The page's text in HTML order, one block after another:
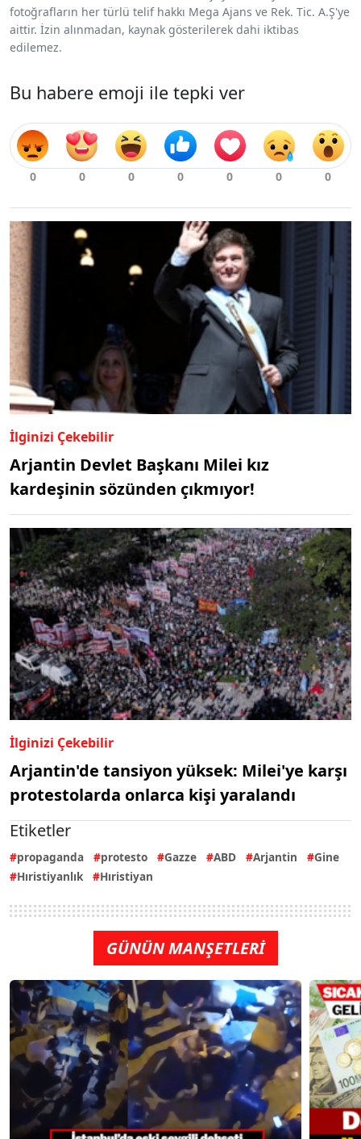
fotoğrafların her türlü telif hakkı Mega Ajans ve Rek. Tic. A.Ş'ye
aittir. İzin alınmadan, kaynak gösterilerek dahi iktibas
edilemez.
Bu habere emoji ile tepki ver
İlginizi Çekebilir
Arjantin Devlet Başkanı Milei kız
kardeşinin sözünden çıkmıyor!
İlginizi Çekebilir
Arjantin'de tansiyon yüksek: Milei'ye karşı
protestolarda onlarca kişi yaralandı
Etiketler
propaganda protesto Gazze ABD Arjantin
Gine
Hıristiyanlık
Hıristiyan
GÜNÜN MANŞETLERİ